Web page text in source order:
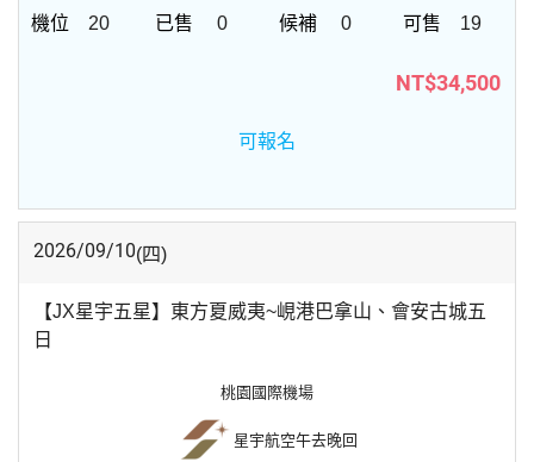
20 0 0 19
NT$34,500
可報名
2026/09/10(四)
【JX星宇五星】東方夏威夷~峴港巴拿山、會安古城五
日
桃園國際機場
星宇航空午去晚回